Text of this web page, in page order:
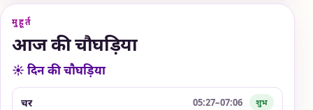
मुहूर्त
आज की चौघड़िया
☀ दिन की चौघड़िया
चर 05:27–07:06 शुभ